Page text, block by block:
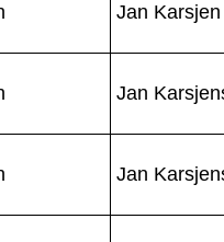
Jan Karsjen
Jan
Jan